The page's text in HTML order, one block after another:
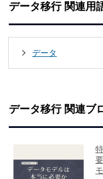
データ移行 関連用
データ
データ移行 関連ブ